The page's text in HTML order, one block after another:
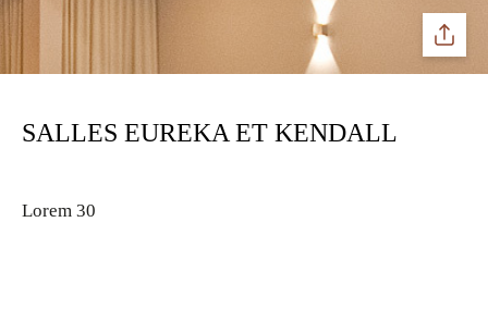
SALLES EUREKA ET KENDALL
Lorem 30